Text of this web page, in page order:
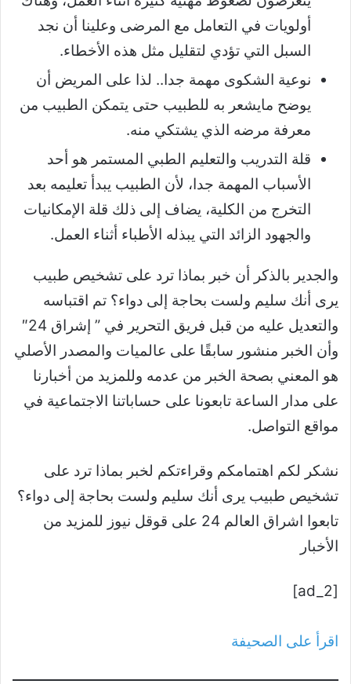
أولويات في التعامل مع المرضى وعلينا أن نجد
السبل التي تؤدي لتقليل مثل هذه الأخطاء.
نوعية الشكوى مهمة جدا.. لذا على المريض أن
يوضح مايشعر به للطبيب حتى يتمكن الطبيب من
معرفة مرضه الذي يشتكي منه.
قلة التدريب والتعليم الطبي المستمر هو أحد
الأسباب المهمة جدا، لأن الطبيب يبدأ تعليمه بعد
التخرج من الكلية، يضاف إلى ذلك قلة الإمكانيات
والجهود الزائد التي يبذله الأطباء أثناء العمل.
والجدير بالذكر أن خبر بماذا ترد على تشخيص طبيب
يرى أنك سليم ولست بحاجة إلى دواء؟ تم اقتباسه
والتعديل عليه من قبل فريق التحرير في ” إشراق 24″
وأن الخبر منشور سابقًا على عالميات والمصدر الأصلي
هو المعني بصحة الخبر من عدمه وللمزيد من أخبارنا
على مدار الساعة تابعونا على حساباتنا الاجتماعية في
مواقع التواصل.
نشكر لكم اهتمامكم وقراءتكم لخبر بماذا ترد على
تشخيص طبيب يرى أنك سليم ولست بحاجة إلى دواء؟
تابعوا اشراق العالم 24 على قوقل نيوز للمزيد من
الأخبار
[ad_2]
اقرأ على الصحيفة